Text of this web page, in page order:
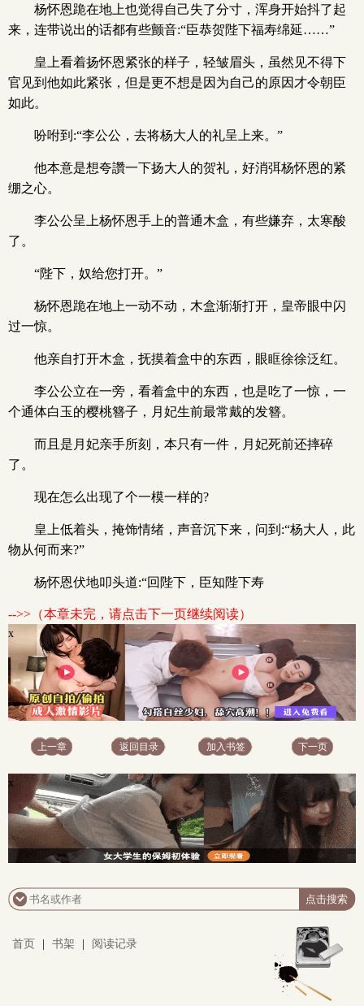
杨怀恩跪在地上也觉得自己失了分寸，浑身开始抖了起
来，连带说出的话都有些颤音:“臣恭贺陛下福寿绵延……”
皇上看着扬怀恩紧张的样子，轻皱眉头，虽然见不得下
官见到他如此紧张，但是更不想是因为自己的原因才令朝臣
如此。
吩咐到:“李公公，去将杨大人的礼呈上来。”
他本意是想夸讚一下扬大人的贺礼，好消弭杨怀恩的紧
绷之心。
李公公呈上杨怀恩手上的普通木盒，有些嫌弃，太寒酸
了。
“陛下，奴给您打开。”
杨怀恩跪在地上一动不动，木盒渐渐打开，皇帝眼中闪
过一惊。
他亲自打开木盒，抚摸着盒中的东西，眼眶徐徐泛红。
李公公立在一旁，看着盒中的东西，也是吃了一惊，一
个通体白玉的樱桃簪子，月妃生前最常戴的发簪。
而且是月妃亲手所刻，本只有一件，月妃死前还摔碎
了。
现在怎么出现了个一模一样的?
皇上低着头，掩饰情绪，声音沉下来，问到:“杨大人，此
物从何而来?”
杨怀恩伏地叩头道:“回陛下，臣知陛下寿
-->>（本章未完，请点击下一页继续阅读）
x
上一章 返回目录 加入书签 下一页
x
首页 书架 阅读记录